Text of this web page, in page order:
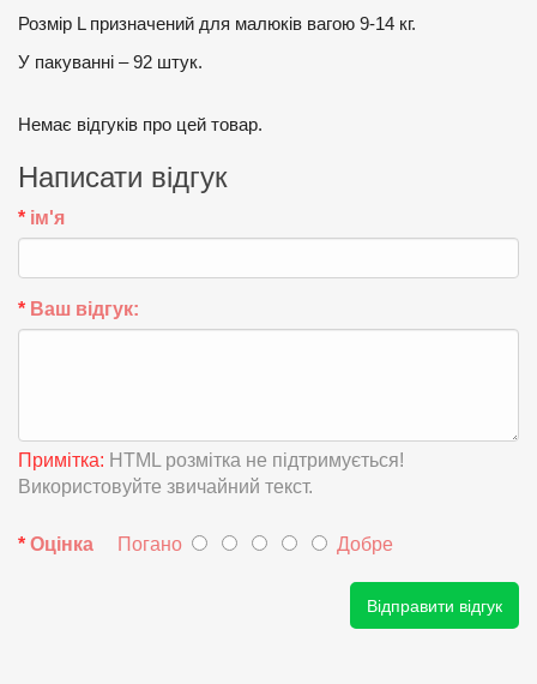
Розмір L призначений для малюків вагою 9-14 кг.
У пакуванні – 92 штук.
Немає відгуків про цей товар.
Написати відгук
ім'я
Ваш відгук:
Примітка: HTML розмітка не підтримується!
Використовуйте звичайний текст.
Оцінка Погано Добре
Відправити відгук